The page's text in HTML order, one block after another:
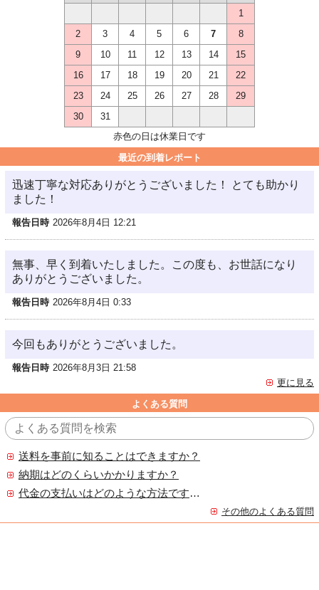
1
2
3 4 5 6 7
8
9
10 11 12 13 14
15
16
17 18 19 20 21
22
23
24 25 26 27 28
29
30
31
赤色の日は休業日です
最近の到着レポート
迅速丁寧な対応ありがとうございました！ とても助かり
ました！
報告日時 2026年8月4日 12:21
無事、早く到着いたしました。この度も、お世話になり
ありがとうございました。
報告日時 2026年8月4日 0:33
今回もありがとうございました。
報告日時 2026年8月3日 21:58
更に見る
よくある質問
送料を事前に知ることはできますか？
納期はどのくらいかかりますか？
代金の支払いはどのような方法ですか？
その他のよくある質問